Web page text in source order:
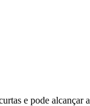
e pode alcançar